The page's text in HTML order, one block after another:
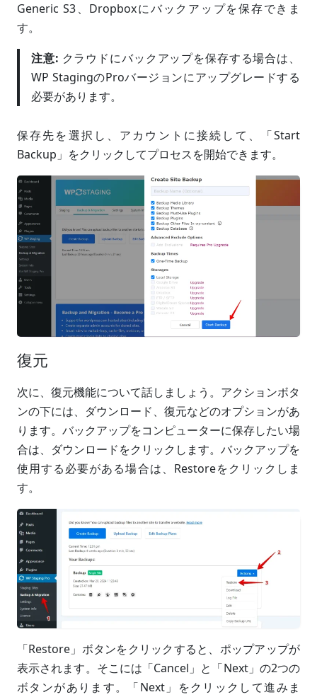
Generic S3、Dropboxにバックアップを保存できま
す。
注意: クラウドにバックアップを保存する場合は、
WP StagingのProバージョンにアップグレードする
必要があります。
保存先を選択し、アカウントに接続して、「Start
Backup」をクリックしてプロセスを開始できます。
復元
次に、復元機能について話しましょう。アクションボタ
ンの下には、ダウンロード、復元などのオプションがあ
ります。バックアップをコンピューターに保存したい場
合は、ダウンロードをクリックします。バックアップを
使用する必要がある場合は、Restoreをクリックしま
す。
「Restore」ボタンをクリックすると、ポップアップが
表示されます。そこには「Cancel」と「Next」の2つの
ボタンがあります。「Next」をクリックして進みま